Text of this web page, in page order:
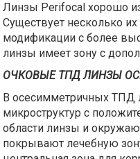
Линзы Perifocal хорошо
Существует несколько
модификации с более
линзы имеет зону с
ОЧКОВЫЕ ТПД ЛИНЗЫ
В осесимметричных ТПД
микроструктур с
области линзы и
покрывают лечебную